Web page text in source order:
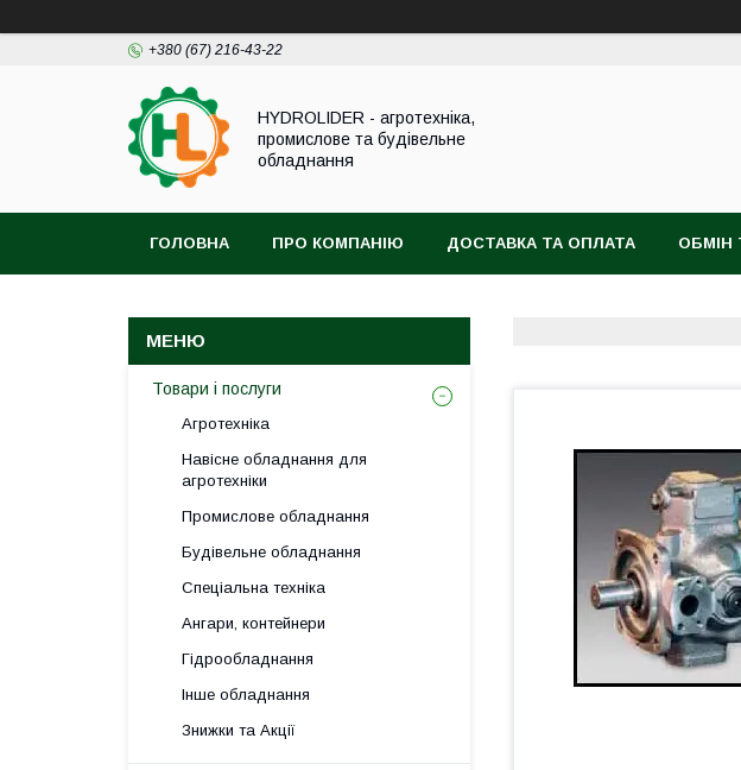
+380 (67) 216-43-22
HYDROLIDER - агротехніка,
промислове та будівельне
обладнання
ГОЛОВНА ПРО КОМПАНІЮ ДОСТАВКА ТА ОПЛАТА ОБМІН
Товари і послуги
Агротехніка
Навісне обладнання для
агротехніки
Промислове обладнання
Будівельне обладнання
Спеціальна техніка
Ангари, контейнери
Гідрообладнання
Інше обладнання
Знижки та Акції